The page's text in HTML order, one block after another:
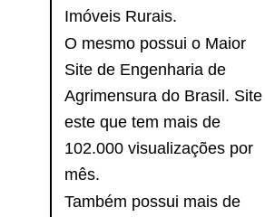
Imóveis Rurais.
O mesmo possui o Maior
Site de Engenharia de
Agrimensura do Brasil. Site
este que tem mais de
102.000 visualizações por
mês.
Também possui mais de